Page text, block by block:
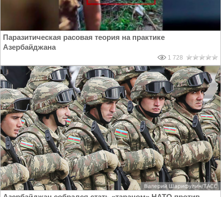
Паразитическая расовая теория на практике
Азербайджана
1 728